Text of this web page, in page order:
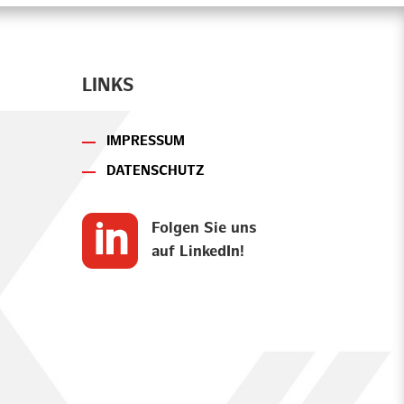
LINKS
IMPRESSUM
DATENSCHUTZ

Folgen Sie uns
auf LinkedIn!